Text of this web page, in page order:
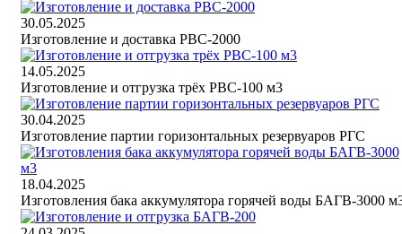
30.05.2025
Изготовление и доставка РВС-2000
14.05.2025
Изготовление и отгрузка трёх РВС-100 м3
30.04.2025
Изготовление партии горизонтальных резервуаров РГС
18.04.2025
Изготовления бака аккумулятора горячей воды БАГВ-3000